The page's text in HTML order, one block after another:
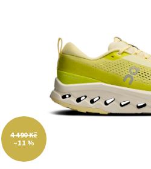
hvězdiček.
4 490 Kč
–11 %